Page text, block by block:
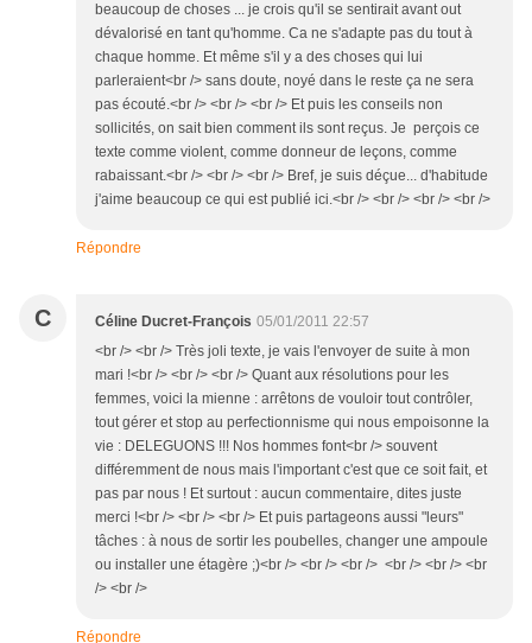
beaucoup de choses ... je crois qu'il se sentirait avant out
dévalorisé en tant qu'homme. Ca ne s'adapte pas du tout à
chaque homme. Et même s'il y a des choses qui lui
parleraient<br /> sans doute, noyé dans le reste ça ne sera
pas écouté.<br /> <br /> <br /> Et puis les conseils non
sollicités, on sait bien comment ils sont reçus. Je perçois ce
texte comme violent, comme donneur de leçons, comme
rabaissant.<br /> <br /> <br /> Bref, je suis déçue... d'habitude
j'aime beaucoup ce qui est publié ici.<br /> <br /> <br /> <br />
Répondre
C Céline Ducret-François 05/01/2011 22:57
<br /> <br /> Très joli texte, je vais l'envoyer de suite à mon
mari !<br /> <br /> <br /> Quant aux résolutions pour les
femmes, voici la mienne : arrêtons de vouloir tout contrôler,
tout gérer et stop au perfectionnisme qui nous empoisonne la
vie : DELEGUONS !!! Nos hommes font<br /> souvent
différemment de nous mais l'important c'est que ce soit fait, et
pas par nous ! Et surtout : aucun commentaire, dites juste
merci !<br /> <br /> <br /> Et puis partageons aussi "leurs"
tâches : à nous de sortir les poubelles, changer une ampoule
ou installer une étagère ;)<br /> <br /> <br /> <br /> <br /> <br
/> <br />
Répondre